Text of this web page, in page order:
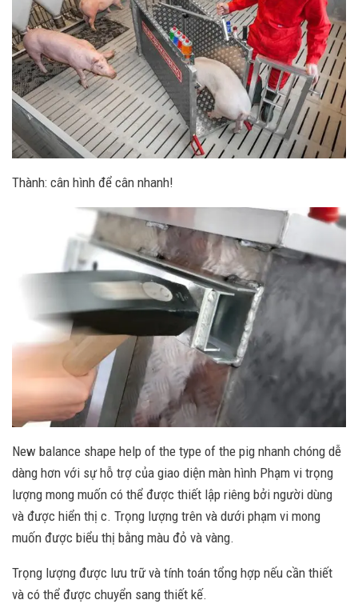
Thành: cân hình để cân nhanh!
New balance shape help of the type of the pig nhanh chóng dễ
dàng hơn với sự hỗ trợ của giao diện màn hình Phạm vi trọng
lượng mong muốn có thể được thiết lập riêng bởi người dùng
và được hiển thị c. Trọng lượng trên và dưới phạm vi mong
muốn được biểu thị bằng màu đỏ và vàng.
Trọng lượng được lưu trữ và tính toán tổng hợp nếu cần thiết
và có thể được chuyển sang thiết kế.